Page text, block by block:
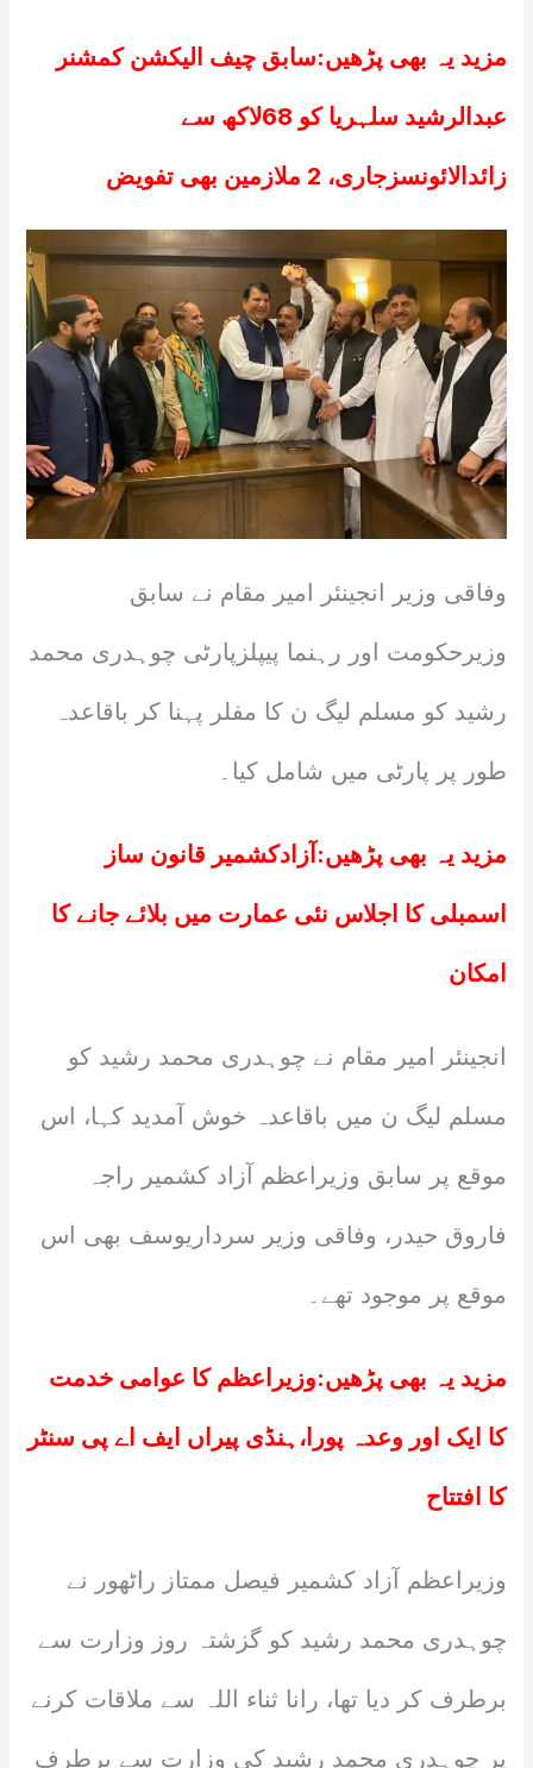
مزید یہ بھی پڑھیں:سابق چیف الیکشن کمشنر
عبدالرشید سلہریا کو 68لاکھ سے
زائدالائونسزجاری، 2 ملازمین بھی تفویض
وفاقی وزیر انجینئر امیر مقام نے سابق
وزیرحکومت اور رہنما پیپلزپارٹی چوہدری محمد
رشید کو مسلم لیگ ن کا مفلر پہنا کر باقاعدہ
طور پر پارٹی میں شامل کیا۔
مزید یہ بھی پڑھیں: آزادکشمیر قانون ساز
اسمبلی کا اجلاس نئی عمارت میں بلائے جانے کا
امکان
انجینئر امیر مقام نے چوہدری محمد رشید کو
مسلم لیگ ن میں باقاعدہ خوش آمدید کہا، اس
موقع پر سابق وزیراعظم آزاد کشمیر راجہ
فاروق حیدر، وفاقی وزیر سرداریوسف بھی اس
موقع پر موجود تھے۔
مزید یہ بھی پڑھیں:وزیراعظم کا عوامی خدمت
کا ایک اور وعدہ پورا،ہنڈی پیراں ایف اے پی سنٹر
کا افتتاح
وزیراعظم آزاد کشمیر فیصل ممتاز راٹھور نے
چوہدری محمد رشید کو گزشتہ روز وزارت سے
برطرف کر دیا تھا، رانا ثناء اللہ سے ملاقات کرنے
پر چوہدری محمد رشید کی وزارت سے برطرف